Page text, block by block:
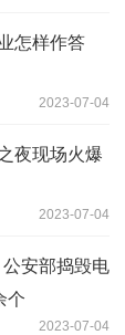
怎样作答
2023-07-04
夜现场火爆
2023-07-04
公安部捣毁电
个
2023-07-04